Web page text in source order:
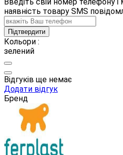
наявність товару SMS
Підтвердити
Кольори :
зелений
Відгуків ще немає
Додати відгук
Бренд